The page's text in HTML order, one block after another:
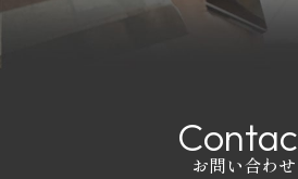
お問い合わせ
Contac